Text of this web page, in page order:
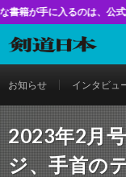
のは、公式通販サイトだ
お知らせ インタビュ
2023年2月
ジ、手首の